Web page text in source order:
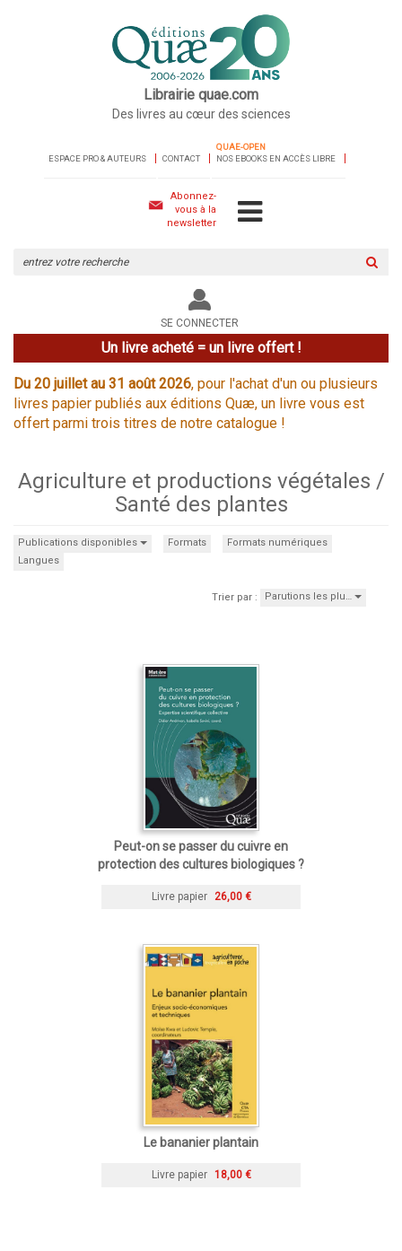
Librairie quae.com
Des livres au cœur des sciences
ESPACE PRO & AUTEURS CONTACT
QUAE-OPEN
NOS EBOOKS EN ACCÈS LIBRE
Abonnez-
vous à la
newsletter
le
site
SE CONNECTER
Un livre acheté = un livre offert !
Du 20 juillet au 31 août 2026, pour l'achat d'un ou plusieurs
livres papier publiés aux éditions Quæ, un livre vous est
offert parmi trois titres de notre catalogue !
Agriculture et productions végétales /
Santé des plantes
Publications disponibles Formats
Formats numériques
Langues
Trier par : Parutions les plu…
Peut-on se passer du cuivre en
protection des cultures biologiques ?
Livre papier 26,00 €
Le bananier plantain
Livre papier 18,00 €